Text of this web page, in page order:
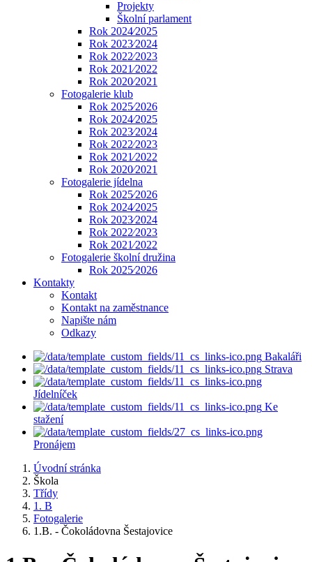
Projekty
Školní parlament
Rok 2024⁄2025
Rok 2023⁄2024
Rok 2022⁄2023
Rok 2021⁄2022
Rok 2020⁄2021
Fotogalerie klub
Rok 2025⁄2026
Rok 2024⁄2025
Rok 2023⁄2024
Rok 2022⁄2023
Rok 2021⁄2022
Rok 2020⁄2021
Fotogalerie jídelna
Rok 2025⁄2026
Rok 2024⁄2025
Rok 2023⁄2024
Rok 2022⁄2023
Rok 2021⁄2022
Fotogalerie školní družina
Rok 2025⁄2026
Kontakty
Kontakt
Kontakt na zaměstnance
Napište nám
Odkazy
Bakaláři
Strava
Jídelníček
Ke
stažení
Pronájem
Úvodní stránka
Škola
Třídy
1. B
Fotogalerie
1.B. - Čokoládovna Šestajovice